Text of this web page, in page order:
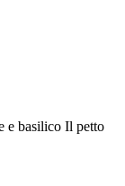
e basilico Il petto